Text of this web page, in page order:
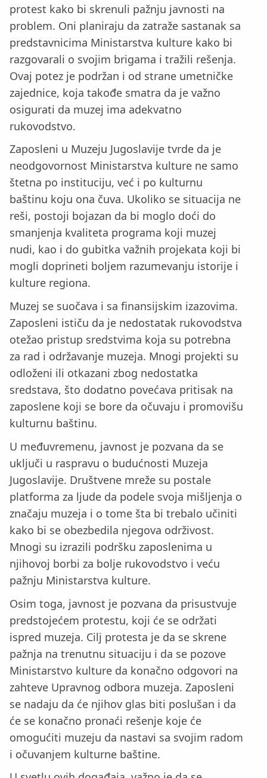
protest kako bi skrenuli pažnju javnosti na
problem. Oni planiraju da zatraže sastanak sa
predstavnicima Ministarstva kulture kako bi
razgovarali o svojim brigama i tražili rešenja.
Ovaj potez je podržan i od strane umetničke
zajednice, koja takođe smatra da je važno
osigurati da muzej ima adekvatno
rukovodstvo.
Zaposleni u Muzeju Jugoslavije tvrde da je
neodgovornost Ministarstva kulture ne samo
štetna po instituciju, već i po kulturnu
baštinu koju ona čuva. Ukoliko se situacija ne
reši, postoji bojazan da bi moglo doći do
smanjenja kvaliteta programa koji muzej
nudi, kao i do gubitka važnih projekata koji bi
mogli doprineti boljem razumevanju istorije i
kulture regiona.
Muzej se suočava i sa finansijskim izazovima.
Zaposleni ističu da je nedostatak rukovodstva
otežao pristup sredstvima koja su potrebna
za rad i održavanje muzeja. Mnogi projekti su
odloženi ili otkazani zbog nedostatka
sredstava, što dodatno povećava pritisak na
zaposlene koji se bore da očuvaju i promovišu
kulturnu baštinu.
U međuvremenu, javnost je pozvana da se
uključi u raspravu o budućnosti Muzeja
Jugoslavije. Društvene mreže su postale
platforma za ljude da podele svoja mišljenja o
značaju muzeja i o tome šta bi trebalo učiniti
kako bi se obezbedila njegova održivost.
Mnogi su izrazili podršku zaposlenima u
njihovoj borbi za bolje rukovodstvo i veću
pažnju Ministarstva kulture.
Osim toga, javnost je pozvana da prisustvuje
predstojećem protestu, koji će se održati
ispred muzeja. Cilj protesta je da se skrene
pažnja na trenutnu situaciju i da se pozove
Ministarstvo kulture da konačno odgovori na
zahteve Upravnog odbora muzeja. Zaposleni
se nadaju da će njihov glas biti poslušan i da
će se konačno pronaći rešenje koje će
omogućiti muzeju da nastavi sa svojim radom
i očuvanjem kulturne baštine.